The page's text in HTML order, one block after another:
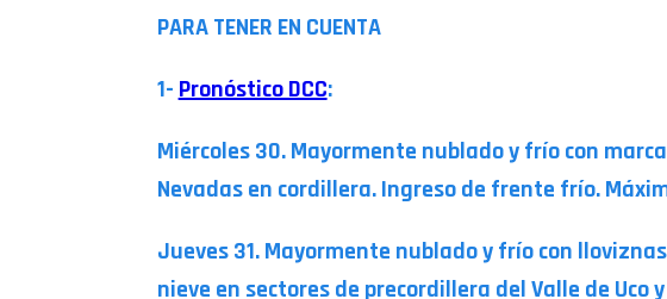
PARA TENER EN CUENTA
1- Pronóstico DCC:
Miércoles 30. Mayormente nublado y frío con
Nevadas en cordillera. Ingreso de frente frío.
Jueves 31. Mayormente nublado y frío con
nieve en sectores de precordillera del Valle de Uco